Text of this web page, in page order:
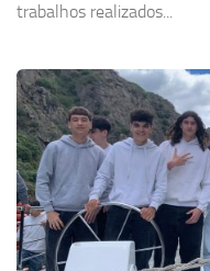
trabalhos realizados...